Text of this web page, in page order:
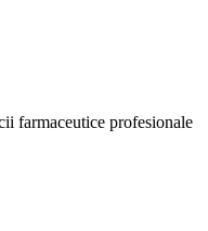
farmaceutice profesionale